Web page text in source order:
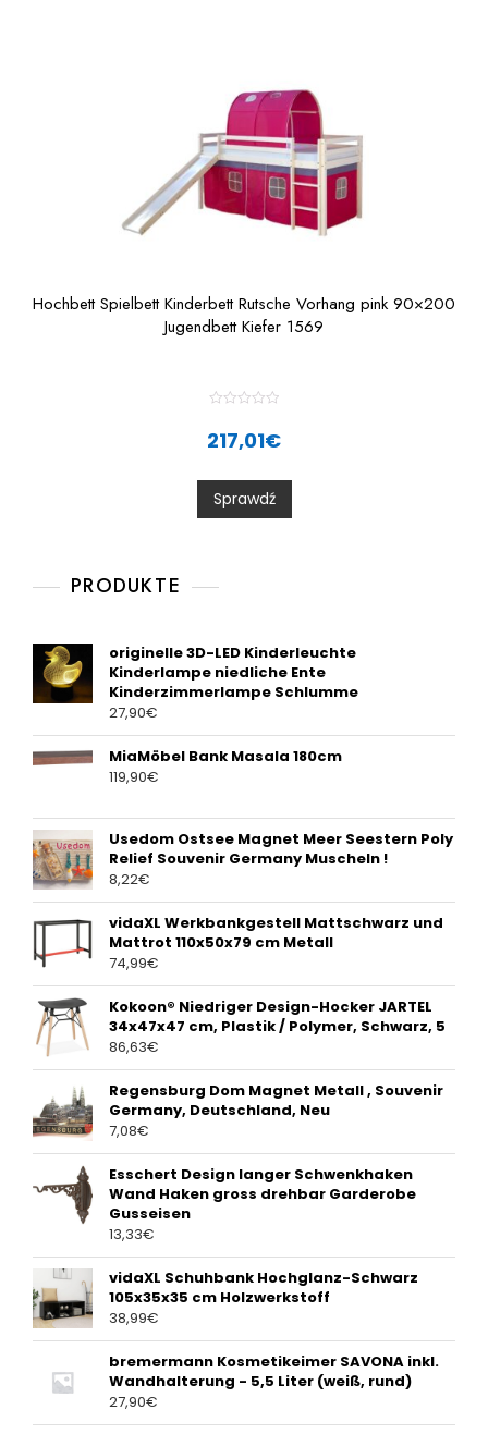
Hochbett Spielbett Kinderbett Rutsche Vorhang pink 90×200
Jugendbett Kiefer 1569
t
0
o
u
t
217,01€
Sprawdź
PRODUKTE
originelle 3D-LED Kinderleuchte
Kinderlampe niedliche Ente
Kinderzimmerlampe Schlumme
27,90€
MiaMöbel Bank Masala 180cm
119,90€
Usedom Ostsee Magnet Meer Seestern Poly
Relief Souvenir Germany Muscheln !
8,22€
vidaXL Werkbankgestell Mattschwarz und
Mattrot 110x50x79 cm Metall
74,99€
Kokoon® Niedriger Design-Hocker JARTEL
34x47x47 cm, Plastik / Polymer, Schwarz, 5
86,63€
Regensburg Dom Magnet Metall , Souvenir
Germany, Deutschland, Neu
7,08€
Esschert Design langer Schwenkhaken
Wand Haken gross drehbar Garderobe
Gusseisen
13,33€
vidaXL Schuhbank Hochglanz-Schwarz
105x35x35 cm Holzwerkstoff
38,99€
bremermann Kosmetikeimer SAVONA inkl.
Wandhalterung - 5,5 Liter (weiß, rund)
27,90€